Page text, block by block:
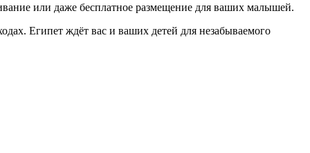
или даже бесплатное размещение для ваших малышей.
Египет ждёт вас и ваших детей для незабываемого